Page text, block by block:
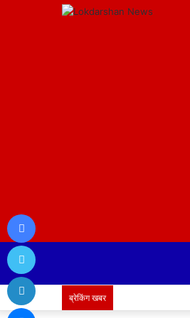
ब्रेकिंग खबर
Twitter
Messenger